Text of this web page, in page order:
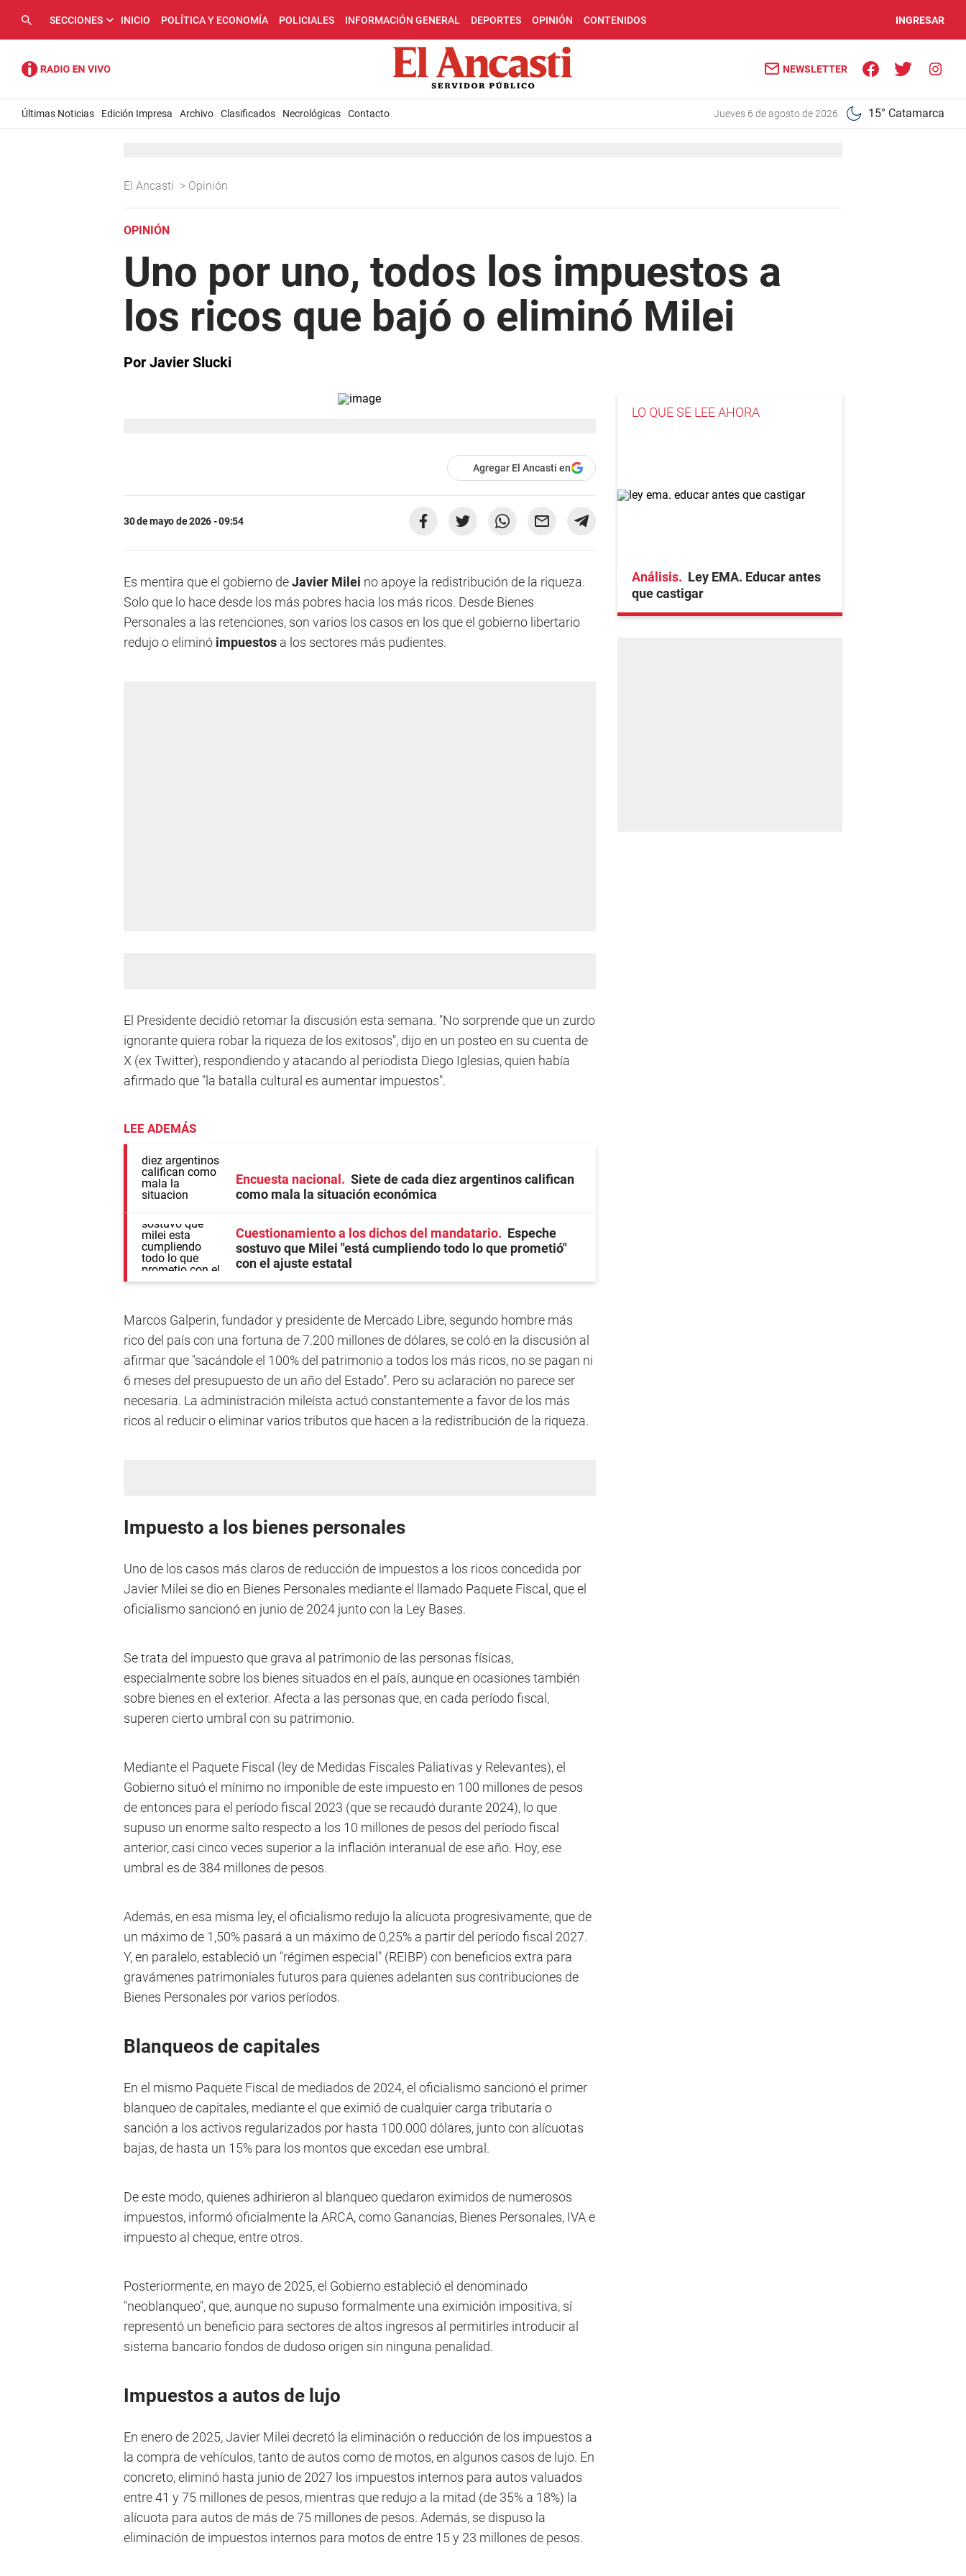
SECCIONES INICIO POLÍTICA Y ECONOMÍA POLICIALES INFORMACIÓN GENERAL DEPORTES OPINIÓN CONTENIDOS INGRESAR
NEWSLETTER
Últimas Noticias Edición Impresa Archivo Clasificados Necrológicas Contacto jueves 6 de agosto de 2026 15° Catamarca
El Ancasti > Opinión
OPINIÓN
Uno por uno, todos los impuestos a
los ricos que bajó o eliminó Milei
Por Javier Slucki
Agregar El Ancasti en
30 de mayo de 2026 - 09:54
Es mentira que el gobierno deJavier Milei no apoye la redistribución de la riqueza.
Solo que lo hace desde los más pobres hacia los más ricos. Desde Bienes
Personales a las retenciones, son varios los casos en los que el gobierno libertario
redujo o eliminó impuestos a los sectores más pudientes.
El Presidente decidió retomar la discusión esta semana. "No sorprende que un zurdo
ignorante quiera robar la riqueza de los exitosos", dijo en un posteo en su cuenta de
X (ex Twitter), respondiendo y atacando al periodista Diego Iglesias, quien había
afirmado que "la batalla cultural es aumentar impuestos".
LEE ADEMÁS
Encuesta nacional
Siete de cada diez argentinos califican
como mala la situación económica
Cuestionamiento a los dichos del mandatario
Espeche
sostuvo que Milei "está cumpliendo todo lo que prometió"
con el ajuste estatal
Marcos Galperin, fundador y presidente de Mercado Libre, segundo hombre más
rico del país con una fortuna de 7.200 millones de dólares, se coló en la discusión al
afirmar que "sacándole el 100% del patrimonio a todos los más ricos, no se pagan ni
6 meses del presupuesto de un año del Estado". Pero su aclaración no parece ser
necesaria. La administración mileísta actuó constantemente a favor de los más
ricos al reducir o eliminar varios tributos que hacen a la redistribución de la riqueza.
Impuesto a los bienes personales
Uno de los casos más claros de reducción de impuestos a los ricos concedida por
Javier Milei se dio en Bienes Personales mediante el llamado Paquete Fiscal, que el
oficialismo sancionó en junio de 2024 junto con la Ley Bases.
Se trata del impuesto que grava al patrimonio de las personas físicas,
especialmente sobre los bienes situados en el país, aunque en ocasiones también
sobre bienes en el exterior. Afecta a las personas que, en cada período fiscal,
superen cierto umbral con su patrimonio.
Mediante el Paquete Fiscal (ley de Medidas Fiscales Paliativas y Relevantes), el
Gobierno situó el mínimo no imponible de este impuesto en 100 millones de pesos
de entonces para el período fiscal 2023 (que se recaudó durante 2024), lo que
supuso un enorme salto respecto a los 10 millones de pesos del período fiscal
anterior, casi cinco veces superior a la inflación interanual de ese año. Hoy, ese
umbral es de 384 millones de pesos.
Además, en esa misma ley, el oficialismo redujo la alícuota progresivamente, que de
un máximo de 1,50% pasará a un máximo de 0,25% a partir del período fiscal 2027.
Y, en paralelo, estableció un "régimen especial" (REIBP) con beneficios extra para
gravámenes patrimoniales futuros para quienes adelanten sus contribuciones de
Bienes Personales por varios períodos.
Blanqueos de capitales
En el mismo Paquete Fiscal de mediados de 2024, el oficialismo sancionó el primer
blanqueo de capitales, mediante el que eximió de cualquier carga tributaria o
sanción a los activos regularizados por hasta 100.000 dólares, junto con alícuotas
bajas, de hasta un 15% para los montos que excedan ese umbral.
De este modo, quienes adhirieron al blanqueo quedaron eximidos de numerosos
impuestos, informó oficialmente la ARCA, como Ganancias, Bienes Personales, IVA e
impuesto al cheque, entre otros.
Posteriormente, en mayo de 2025, el Gobierno estableció el denominado
"neoblanqueo", que, aunque no supuso formalmente una eximición impositiva, sí
representó un beneficio para sectores de altos ingresos al permitirles introducir al
sistema bancario fondos de dudoso origen sin ninguna penalidad.
Impuestos a autos de lujo
En enero de 2025, Javier Milei decretó la eliminación o reducción de los impuestos a
la compra de vehículos, tanto de autos como de motos, en algunos casos de lujo. En
concreto, eliminó hasta junio de 2027 los impuestos internos para autos valuados
entre 41 y 75 millones de pesos, mientras que redujo a la mitad (de 35% a 18%) la
alícuota para autos de más de 75 millones de pesos. Además, se dispuso la
eliminación de impuestos internos para motos de entre 15 y 23 millones de pesos.
LO QUE SE LEE AHORA
Análisis
Ley EMA. Educar antes
que castigar